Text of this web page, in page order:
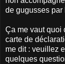
de gugusses par
Ça me vaut quoi
carte de
me dit : veuillez
quelques